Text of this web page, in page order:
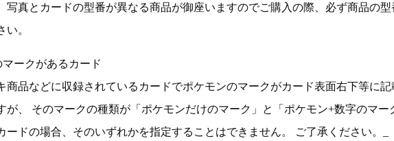
写真とカードの型番が異なる商品が御座いますのでご購入の際、必ず商品の型
い。
ークがあるカード
商品などに収録されているカードでポケモンのマークがカード表面右下等に記
が、 そのマークの種類が「ポケモンだけのマーク」と「ポケモン+数字のマー
ードの場合、そのいずれかを指定することはできません。 ご了承ください。_